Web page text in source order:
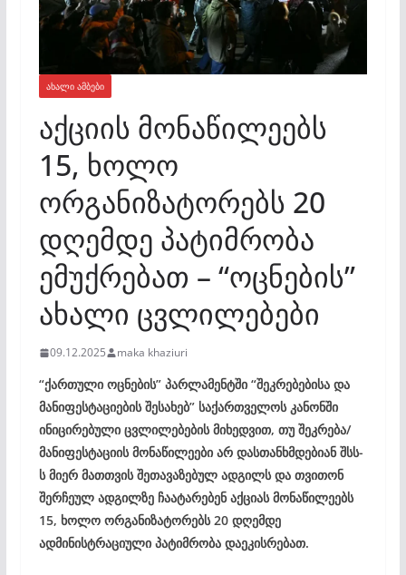
ᲐᲮᲐᲚᲘ ᲐᲛᲑᲔᲑᲘ
აქციის მონაწილეებს
15, ხოლო
ორგანიზატორებს 20
დღემდე პატიმრობა
ემუქრებათ – “ოცნების”
ახალი ცვლილებები
09.12.2025 maka khaziuri
“ქართული ოცნების” პარლამენტში “შეკრებებისა და
მანიფესტაციების შესახებ” საქართველოს კანონში
ინიცირებული ცვლილებების მიხედვით, თუ შეკრება/
მანიფესტაციის მონაწილეები არ დასთანხმდებიან შსს-
ს მიერ მათთვის შეთავაზებულ ადგილს და თვითონ
შერჩეულ ადგილზე ჩაატარებენ აქციას მონაწილეებს
15, ხოლო ორგანიზატორებს 20 დღემდე
ადმინისტრაციული პატიმრობა დაეკისრებათ.